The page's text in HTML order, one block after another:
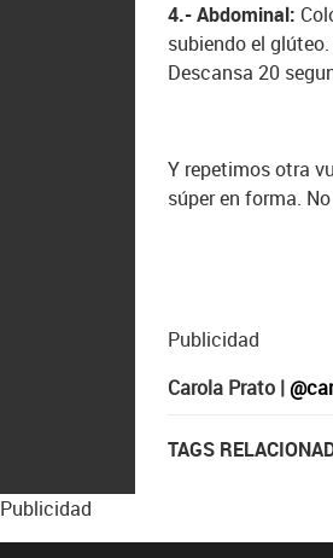
4.- Abdominal:
subiendo el
Descansa 20
Y repetimos otra
súper en forma.
Publicidad
Carola Prato |
TAGS
Publicidad